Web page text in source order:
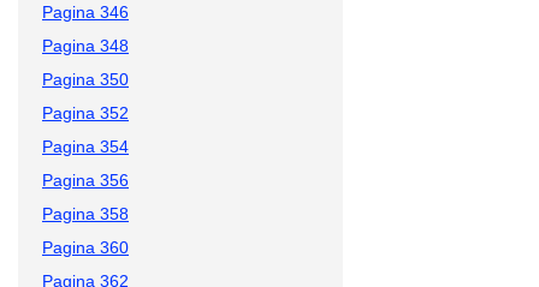
Pagina 346
Pagina 348
Pagina 350
Pagina 352
Pagina 354
Pagina 356
Pagina 358
Pagina 360
Pagina 362